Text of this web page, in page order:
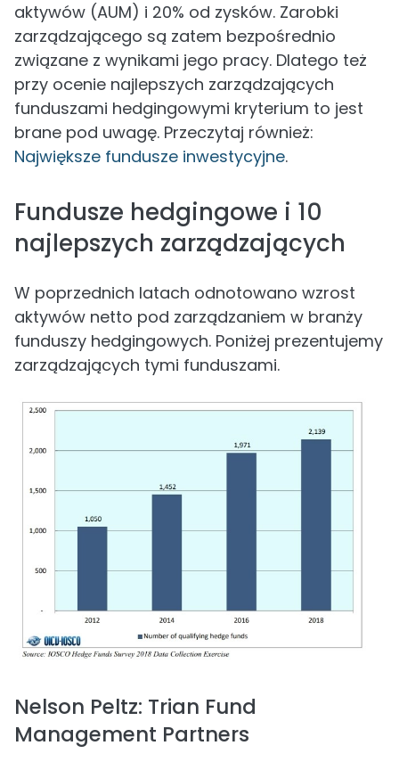
aktywów (AUM) i 20% od zysków. Zarobki
zarządzającego są zatem bezpośrednio
związane z wynikami jego pracy. Dlatego też
przy ocenie najlepszych zarządzających
funduszami hedgingowymi kryterium to jest
brane pod uwagę. Przeczytaj również:
Największe fundusze inwestycyjne.
Fundusze hedgingowe i 10
najlepszych zarządzających
W poprzednich latach odnotowano wzrost
aktywów netto pod zarządzaniem w branży
funduszy hedgingowych. Poniżej prezentujemy
zarządzających tymi funduszami.
Nelson Peltz: Trian Fund
Management Partners